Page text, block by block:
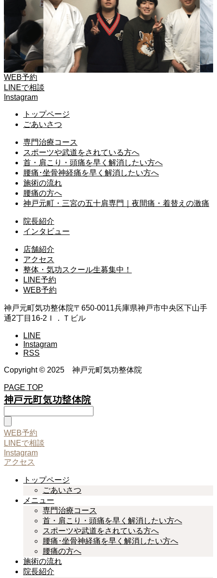
WEB予約
LINEで相談
Instagram
トップページ
ごあいさつ
専門治療コース
スポーツや武道をされている方へ
首・肩こり・頭痛を早く解消したい方へ
腰痛･坐骨神経痛を早く解消したい方へ
施術の流れ
腰痛の方へ
神戸元町・三宮の五十肩専門｜夜間痛・着替えの激痛
院長紹介
インタビュー
店舗紹介
アクセス
整体・気功スクール生募集中！
LINE予約
WEB予約
神戸元町気功整体院〒650-0011兵庫県神戸市中央区下山手
通2丁目16-2Ｉ．Ｔビル
LINE
Instagram
RSS
Copyright © 2025 神戸元町気功整体院
PAGE TOP
神戸元町気功整体院
WEB予約
LINEで相談
Instagram
アクセス
トップページ
ごあいさつ
メニュー
専門治療コース
首・肩こり・頭痛を早く解消したい方へ
スポーツや武道をされている方へ
腰痛･坐骨神経痛を早く解消したい方へ
腰痛の方へ
施術の流れ
院長紹介